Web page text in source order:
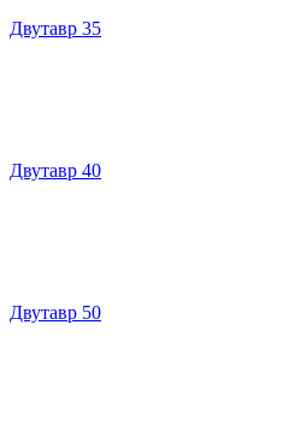
Двутавр 35
Двутавр 40
Двутавр 50